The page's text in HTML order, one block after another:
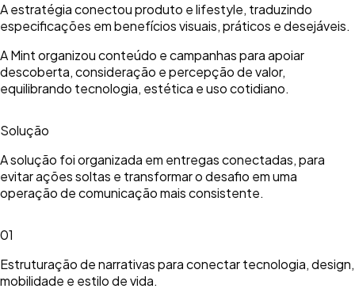
A estratégia conectou produto e lifestyle, traduzindo
especificações em benefícios visuais, práticos e desejáveis.
A Mint organizou conteúdo e campanhas para apoiar
descoberta, consideração e percepção de valor,
equilibrando tecnologia, estética e uso cotidiano.
Solução
A solução foi organizada em entregas conectadas, para
evitar ações soltas e transformar o desafio em uma
operação de comunicação mais consistente.
01
Estruturação de narrativas para conectar tecnologia, design,
mobilidade e estilo de vida.